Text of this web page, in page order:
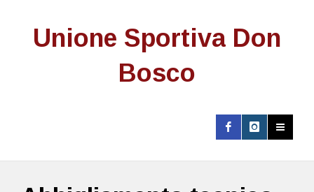
Unione Sportiva Don
Bosco